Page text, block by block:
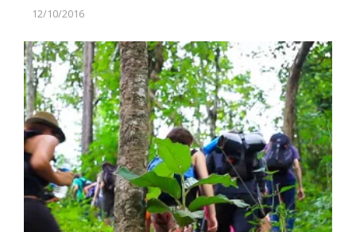
12/10/2016